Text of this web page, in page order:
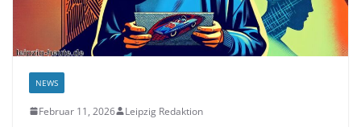
NEWS
Februar 11, 2026 Leipzig Redaktion